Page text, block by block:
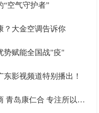
“空气守护者”
？大金空调告诉你
势赋能全国战"疫"
影视频道特别播出！
康仁合 专注所以更专业